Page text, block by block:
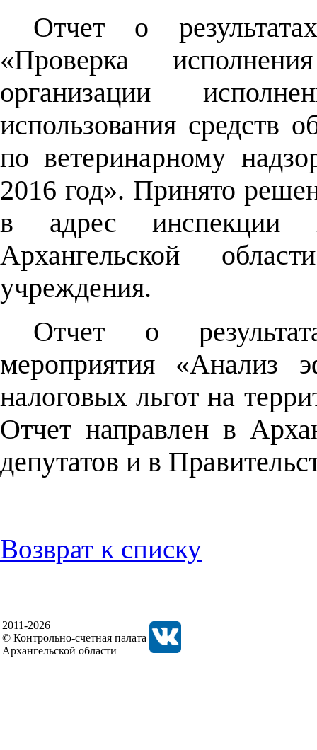
Отчет о
«Проверка
организации
использования средств
по ветеринарному
2016 год». Принято
в адрес инспекции
Архангельской
учреждения.
Отчет о
мероприятия «Анализ
налоговых льгот на
Отчет направлен в
депутатов и в
Возврат к списку
2011-2026
© Контрольно-счетная палата
Архангельской области